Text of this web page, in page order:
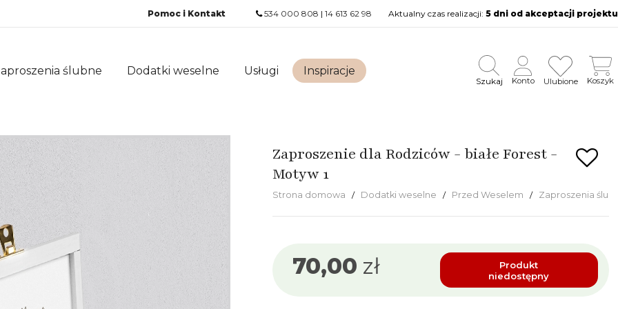
Pomoc i Kontakt 534 000 808 | 14 613 62 98 Aktualny czas realizacji: 5 dni od akceptacji projektu
ślubne Dodatki weselne Usługi Inspiracje
Szukaj Konto Ulubione Koszyk
Zaproszenie dla Rodziców - białe Forest -
Motyw 1
Strona domowa Dodatki weselne Przed Weselem Zaproszenia
70,00 zł
Produkt
niedostępny